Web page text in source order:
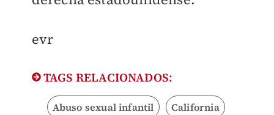
evr
TAGS RELACIONADOS:
Abuso sexual infantil California